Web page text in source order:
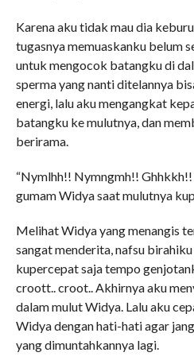
Karena aku tidak mau dia
tugasnya memuaskanku belum
untuk mengocok batangku di
sperma yang nanti ditelannya
energi, lalu aku mengangkat
batangku ke mulutnya, dan
berirama.
“Nymlhh!! Nymngmh!!
gumam Widya saat mulutnya
Melihat Widya yang menangis
sangat menderita, nafsu
kupercepat saja tempo
croott.. croot.. Akhirnya aku
dalam mulut Widya. Lalu aku
Widya dengan hati-hati agar
yang dimuntahkannya lagi.